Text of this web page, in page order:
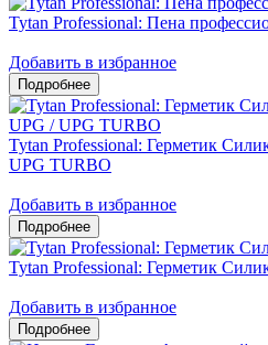
Tytan Professional: Пена
Добавить в избранное
Tytan Professional: Герметик
UPG TURBO
Добавить в избранное
Tytan Professional: Герметик
Добавить в избранное